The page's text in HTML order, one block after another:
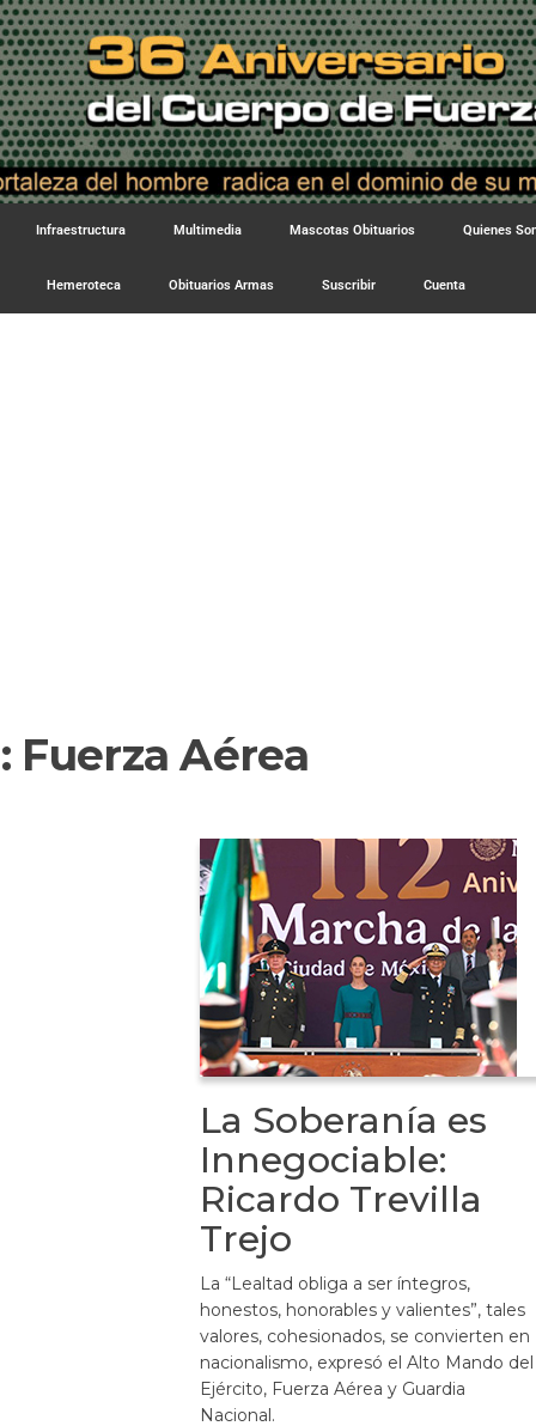
Infraestructura Multimedia Mascotas Obituarios Quienes
Hemeroteca Obituarios Armas Suscribir Cuenta
Fuerza Aérea
La Soberanía es
Innegociable:
Ricardo Trevilla
Trejo
La “Lealtad obliga a ser íntegros,
honestos, honorables y valientes”, tales
valores, cohesionados, se convierten en
nacionalismo, expresó el Alto Mando del
Ejército, Fuerza Aérea y Guardia
Nacional.